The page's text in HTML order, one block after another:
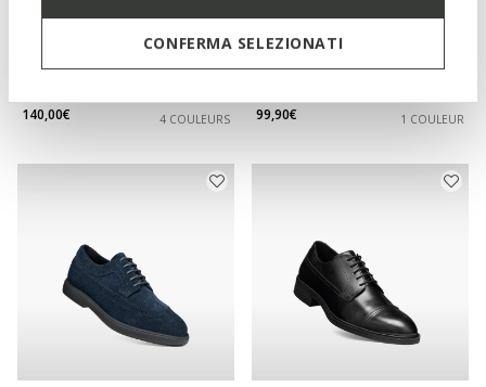
CONFERMA SELEZIONATI
SPHERICA ECUB-1 HOMME
140,00€
4 COULEURS
NEW IN
THORIAN HOMME
99,90€
1 COULEUR